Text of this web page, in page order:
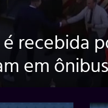
recebida
em